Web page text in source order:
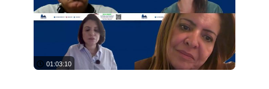
01:03:10